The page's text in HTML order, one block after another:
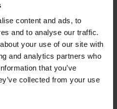
content and ads, to
and to analyse our traffic.
your use of our site with
and analytics partners who
that you’ve
collected from your use